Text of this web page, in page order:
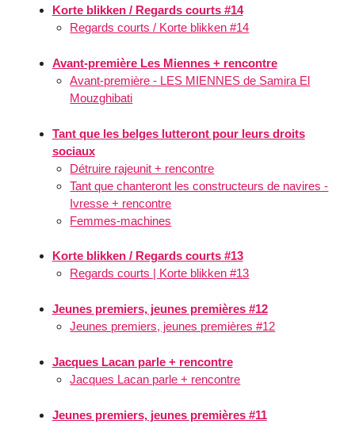
Korte blikken / Regards courts #14
Regards courts / Korte blikken #14
Avant-première Les Miennes + rencontre
Avant-première - LES MIENNES de Samira El
Mouzghibati
Tant que les belges lutteront pour leurs droits
sociaux
Détruire rajeunit + rencontre
Tant que chanteront les constructeurs de navires -
Ivresse + rencontre
Femmes-machines
Korte blikken / Regards courts #13
Regards courts | Korte blikken #13
Jeunes premiers, jeunes premières #12
Jeunes premiers, jeunes premières #12
Jacques Lacan parle + rencontre
Jacques Lacan parle + rencontre
Jeunes premiers, jeunes premières #11